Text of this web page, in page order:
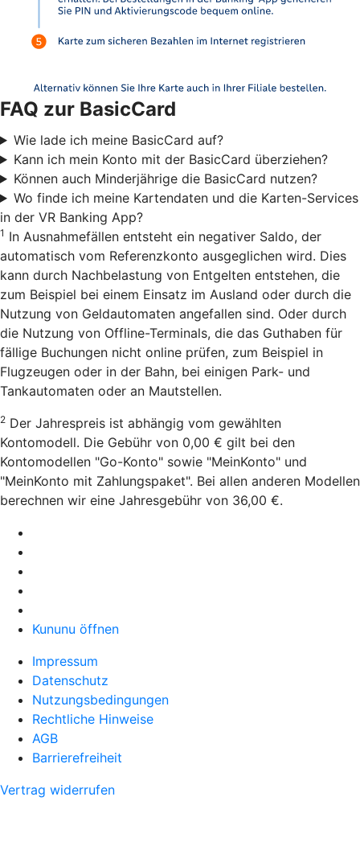
FAQ zur BasicCard
Wie lade ich meine BasicCard auf?
Kann ich mein Konto mit der BasicCard überziehen?
Können auch Minderjährige die BasicCard nutzen?
Wo finde ich meine Kartendaten und die Karten-Services
in der VR Banking App?
1 In Ausnahmefällen entsteht ein negativer Saldo, der
automatisch vom Referenzkonto ausgeglichen wird. Dies
kann durch Nachbelastung von Entgelten entstehen, die
zum Beispiel bei einem Einsatz im Ausland oder durch die
Nutzung von Geldautomaten angefallen sind. Oder durch
die Nutzung von Offline-Terminals, die das Guthaben für
fällige Buchungen nicht online prüfen, zum Beispiel in
Flugzeugen oder in der Bahn, bei einigen Park- und
Tankautomaten oder an Mautstellen.
2 Der Jahrespreis ist abhängig vom gewählten
Kontomodell. Die Gebühr von 0,00 € gilt bei den
Kontomodellen "Go-Konto" sowie "MeinKonto" und
"MeinKonto mit Zahlungspaket". Bei allen anderen Modellen
berechnen wir eine Jahresgebühr von 36,00 €.
Kununu öffnen
Impressum
Datenschutz
Nutzungsbedingungen
Rechtliche Hinweise
AGB
Barrierefreiheit
Vertrag widerrufen